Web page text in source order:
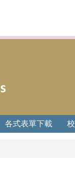
各式表單下載